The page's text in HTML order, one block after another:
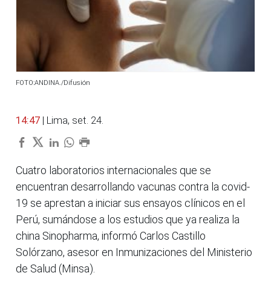
FOTO:ANDINA./Difusión
14:47 | Lima, set. 24.
Cuatro laboratorios internacionales que se
encuentran desarrollando vacunas contra la covid-
19 se aprestan a iniciar sus ensayos clínicos en el
Perú, sumándose a los estudios que ya realiza la
china Sinopharma, informó Carlos Castillo
Solórzano, asesor en Inmunizaciones del Ministerio
de Salud (Minsa).